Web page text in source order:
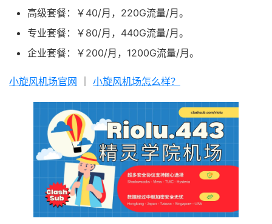
高级套餐：￥40/月，220G流量/月。
专业套餐：￥80/月，440G流量/月。
企业套餐：￥200/月，1200G流量/月。
小旋风机场官网 小旋风机场怎么样？